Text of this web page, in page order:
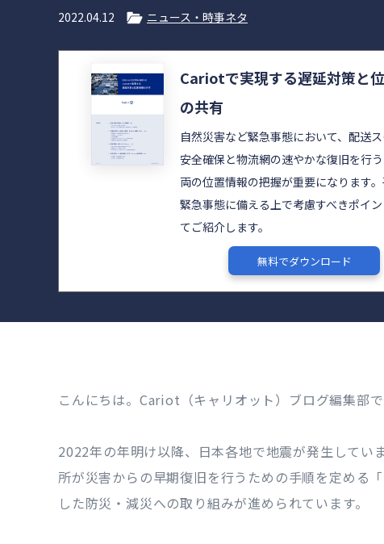
2022.04.12 ニュース・時事ネタ
Cariotで実現する遅延対策と
の共有
自然災害など緊急事態において、配送
安全確保と物流網の速やかな復旧を行
両の位置情報の把握が重要になります
緊急事態に備える上で考慮すべきポイ
てご紹介します。
無料でダウンロード
こんにちは。Cariot（キャリオット）ブログ編集部で
2022年の年明け以降、日本各地で地震が発生してい
所が災害からの早期復旧を行うための手順を定める
した防災・減災への取り組みが進められています。